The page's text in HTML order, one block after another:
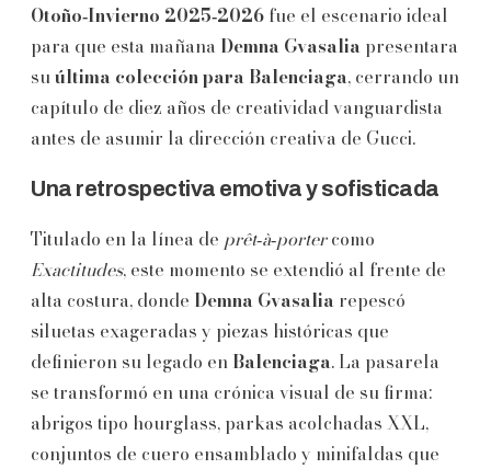
Otoño‑Invierno 2025‑2026 fue el escenario ideal
para que esta mañana Demna Gvasalia presentara
suúltima colección para Balenciaga, cerrando un
capítulo de diez años de creatividad vanguardista
antes de asumir la dirección creativa de Gucci.
Una retrospectiva emotiva y sofisticada
Titulado en la línea de prêt‑à‑portercomo
Exactitudes, este momento se extendió al frente de
alta costura, donde Demna Gvasalia repescó
siluetas exageradas y piezas históricas que
definieron su legado en Balenciaga. La pasarela
se transformó en una crónica visual de su firma:
abrigos tipo hourglass, parkas acolchadas XXL,
conjuntos de cuero ensamblado y minifaldas que